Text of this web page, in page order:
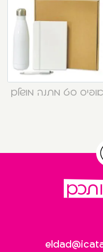
אופיס סט מתנה מושלם